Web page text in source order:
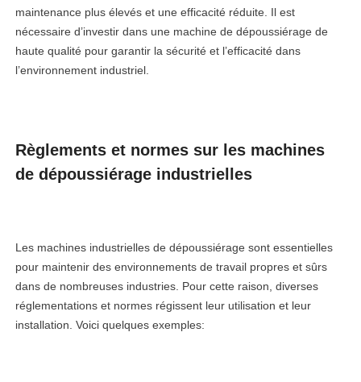
maintenance plus élevés et une efficacité réduite. Il est
nécessaire d’investir dans une machine de dépoussiérage de
haute qualité pour garantir la sécurité et l’efficacité dans
l’environnement industriel.
Règlements et normes sur les machines
de dépoussiérage industrielles
Les machines industrielles de dépoussiérage sont essentielles
pour maintenir des environnements de travail propres et sûrs
dans de nombreuses industries. Pour cette raison, diverses
réglementations et normes régissent leur utilisation et leur
installation. Voici quelques exemples: